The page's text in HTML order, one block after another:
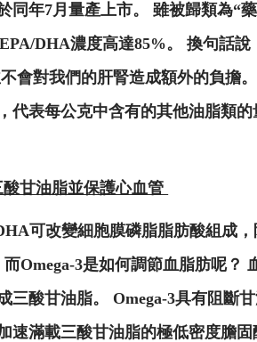
同年7月量產上市。 雖被歸類為“
DHA濃度高達85%。 換句話
會對我們的肝腎造成額外的負擔
代表每公克中含有的其他油脂類
甘油脂並保護心血管
可改變細胞膜磷脂脂肪酸組成
Omega-3是如何調節血脂肪呢
三酸甘油脂。 Omega-3具有阻斷
速滿載三酸甘油脂的極低密度膽